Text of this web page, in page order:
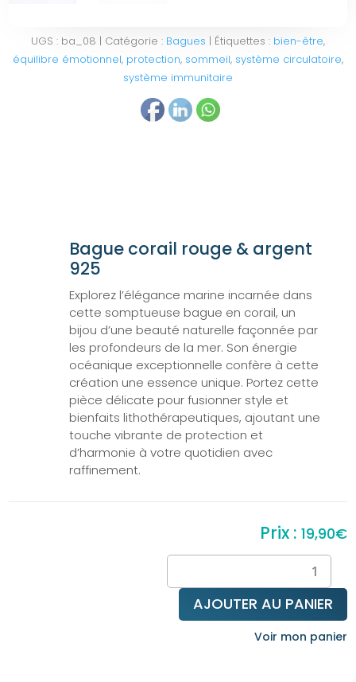
UGS : ba_08 Catégorie : Bagues Étiquettes : bien-être,
équilibre émotionnel, protection, sommeil, système circulatoire,
système immunitaire
Bague corail rouge & argent
925
Explorez l’élégance marine incarnée dans
cette somptueuse bague en corail, un
bijou d’une beauté naturelle façonnée par
les profondeurs de la mer. Son énergie
océanique exceptionnelle confère à cette
création une essence unique. Portez cette
pièce délicate pour fusionner style et
bienfaits lithothérapeutiques, ajoutant une
touche vibrante de protection et
d’harmonie à votre quotidien avec
raffinement.
19,90€
quantité
Bague
en
AJOUTER AU PANIER
Voir mon panier